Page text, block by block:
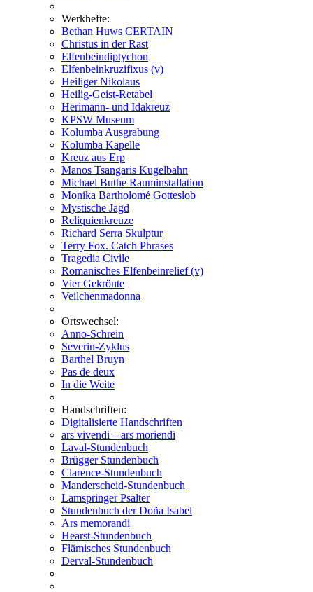
Werkhefte:
Bethan Huws CERTAIN
Christus in der Rast
Elfenbeindiptychon
Elfenbeinkruzifixus (v)
Heiliger Nikolaus
Heilig-Geist-Retabel
Herimann- und Idakreuz
KPSW Museum
Kolumba Ausgrabung
Kolumba Kapelle
Kreuz aus Erp
Manos Tsangaris Kugelbahn
Michael Buthe Rauminstallation
Monika Bartholomé Gotteslob
Mystische Jagd
Reliquienkreuze
Richard Serra Skulptur
Terry Fox. Catch Phrases
Tragedia Civile
Romanisches Elfenbeinrelief (v)
Vier Gekrönte
Veilchenmadonna
Ortswechsel:
Anno-Schrein
Severin-Zyklus
Barthel Bruyn
Pas de deux
In die Weite
Handschriften:
Digitalisierte Handschriften
ars vivendi – ars moriendi
Laval-Stundenbuch
Brügger Stundenbuch
Clarence-Stundenbuch
Manderscheid-Stundenbuch
Lamspringer Psalter
Stundenbuch der Doña Isabel
Ars memorandi
Hearst-Stundenbuch
Flämisches Stundenbuch
Derval-Stundenbuch